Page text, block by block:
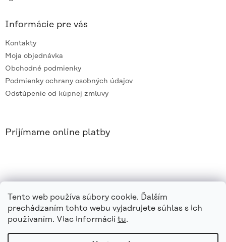
Tento web používa súbory cookie. Ďalším
prechádzaním tohto webu vyjadrujete súhlas s ich
používaním. Viac informácií tu.
Informácie pre vás
Kontakty
Moja objednávka
Obchodné podmienky
Podmienky ochrany osobných údajov
Odstúpenie od kúpnej zmluvy
Prijímame online platby